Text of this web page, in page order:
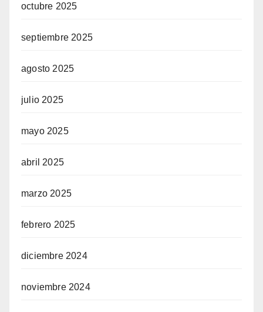
octubre 2025
septiembre 2025
agosto 2025
julio 2025
mayo 2025
abril 2025
marzo 2025
febrero 2025
diciembre 2024
noviembre 2024